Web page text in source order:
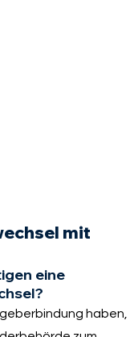
mit
eine
haben,